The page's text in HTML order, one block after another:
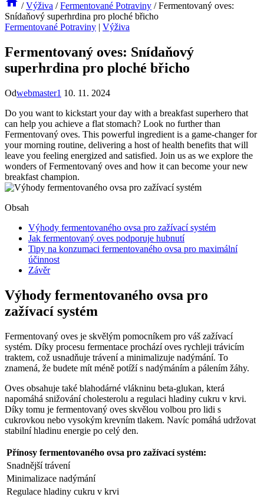
/ Výživa / Fermentované Potraviny / Fermentovaný oves:
Snídaňový superhrdina pro ploché břicho
Fermentované Potraviny | Výživa
Fermentovaný oves: Snídaňový
superhrdina pro ploché břicho
Odwebmaster1 10. 11. 2024
Do you want to kickstart your day with a breakfast superhero that
can help you achieve a flat stomach? Look no further than
Fermentovaný oves. This powerful ingredient is a game-changer for
your morning routine, delivering a host of health benefits that will
leave you feeling energized and satisfied. Join us as we explore the
wonders of Fermentovaný oves and how it can become your new
breakfast champion.
Obsah
Výhody fermentovaného ovsa pro zažívací systém
Jak fermentovaný oves podporuje hubnutí
Tipy na konzumaci fermentovaného ovsa pro maximální
účinnost
Závěr
Výhody fermentovaného ovsa pro
zažívací systém
Fermentovaný oves je skvělým pomocníkem pro váš zažívací
systém. Díky procesu fermentace prochází oves rychleji trávicím
traktem, což usnadňuje trávení a minimalizuje nadýmání. To
znamená, že budete mít méně potíží s nadýmáním a pálením žáhy.
Oves obsahuje také blahodárné vlákninu beta-glukan, která
napomáhá snižování cholesterolu a regulaci hladiny cukru v krvi.
Díky tomu je fermentovaný oves skvělou volbou pro lidi s
cukrovkou nebo vysokým krevním tlakem. Navíc pomáhá udržovat
stabilní hladinu energie po celý den.
Přínosy fermentovaného ovsa pro zažívací systém:
Snadnější trávení
Minimalizace nadýmání
Regulace hladiny cukru v krvi